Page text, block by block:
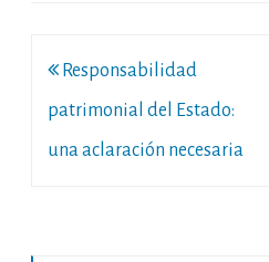
Navegación
de
entradas
Responsabilidad
patrimonial del Estado:
una aclaración necesaria